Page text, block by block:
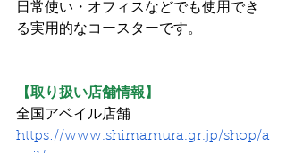
日常使い・オフィスなどでも使用でき
る実用的なコースターです。
【取り扱い店舗情報】
全国アベイル店舗
https://www.shimamura.gr.jp/shop/a